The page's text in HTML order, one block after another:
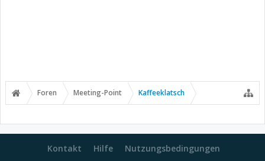
Foren Meeting-Point Kaffeeklatsch
Kontakt Hilfe Nutzungsbedingungen